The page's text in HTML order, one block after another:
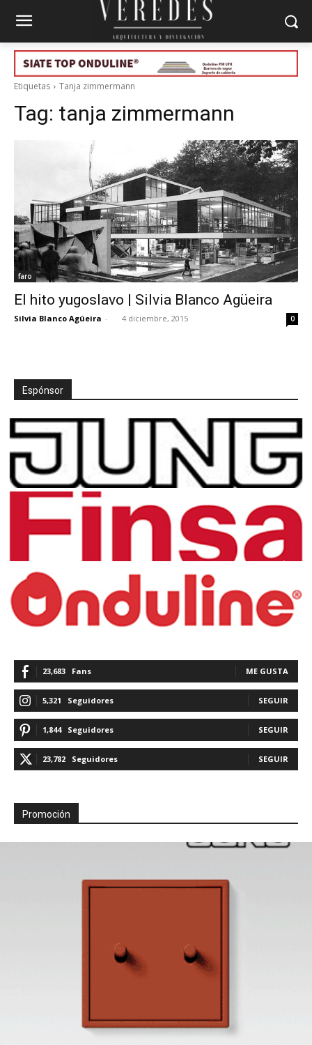
Etiquetas Tanja zimmermann
Tag: tanja zimmermann
faro
El hito yugoslavo | Silvia Blanco Agüeira
Silvia Blanco Agüeira - 4 diciembre, 2015 0
Espónsor
23,683 Fans ME GUSTA
5,321 Seguidores SEGUIR
1,844 Seguidores SEGUIR
23,782 Seguidores SEGUIR
Promoción